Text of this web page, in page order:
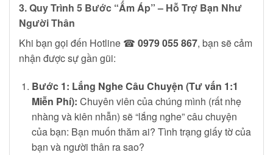
3. Quy Trình 5 Bước “Ấm Áp” – Hỗ Trợ Bạn Như
Người Thân
Khi bạn gọi đến Hotline ☎ 0979 055 867, bạn sẽ cảm
nhận được sự gần gũi:
Bước 1: Lắng Nghe Câu Chuyện (Tư vấn 1:1
Miễn Phí): Chuyên viên của chúng mình (rất nhẹ
nhàng và kiên nhẫn) sẽ “lắng nghe” câu chuyện
của bạn: Bạn muốn thăm ai? Tình trạng giấy tờ của
bạn và người thân ra sao?